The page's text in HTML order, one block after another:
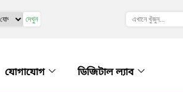
দেখুন
যোগাযোগ ডিজিটাল ল্যাব